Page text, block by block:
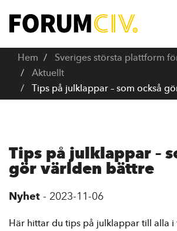
i
Hem
Sveriges största plattform
Aktuellt
Tips på julklappar – som också
Tips på julklappar –
gör världen bättre
Nyhet - 2023-11-06
Här hittar du tips på julklappar till alla i